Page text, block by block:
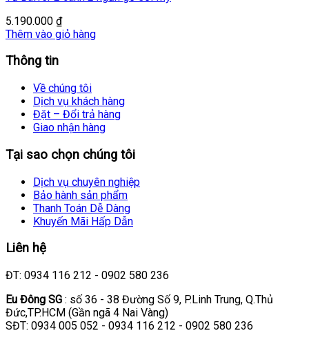
5.190.000 ₫
Thêm vào giỏ hàng
Thông tin
Về chúng tôi
Dịch vụ khách hàng
Đặt – Đổi trả hàng
Giao nhận hàng
Tại sao chọn chúng tôi
Dịch vụ chuyên nghiệp
Bảo hành sản phẩm
Thanh Toán Dễ Dàng
Khuyến Mãi Hấp Dẫn
Liên hệ
ĐT: 0934 116 212 - 0902 580 236
Eu Đông SG : số 36 - 38 Đường Số 9, P.Linh Trung, Q.Thủ
Đức,TP.HCM (Gần ngã 4 Nai Vàng)
SĐT: 0934 005 052 - 0934 116 212 - 0902 580 236